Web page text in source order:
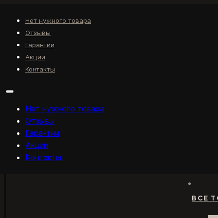
Нет нужного товара
Отзывы
Гарантии
Акции
Контакты
Нет нужного товара
Отзывы
Гарантии
Акции
Контакты
ВСЕ